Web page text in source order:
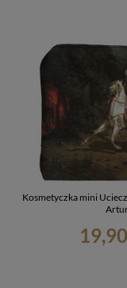
Kosmetyczka mini